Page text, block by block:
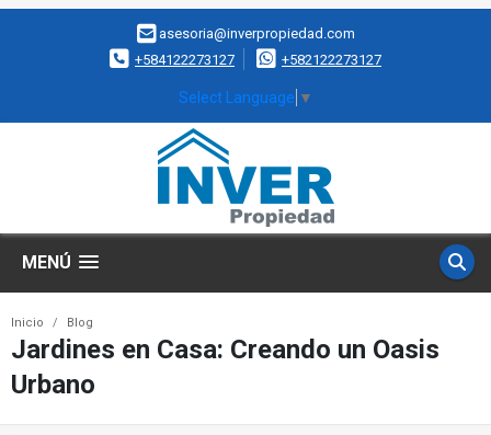
asesoria@inverpropiedad.com
+584122273127
+582122273127
Select Language ▼
MENÚ
Inicio Blog
Jardines en Casa: Creando un Oasis
Urbano